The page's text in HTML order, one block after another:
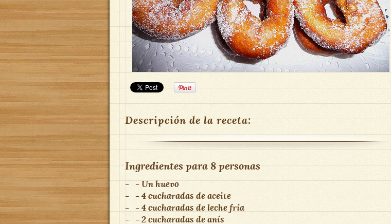
Descripción de la receta:
Ingredientes para8 personas
- - Un huevo
- - 4 cucharadas de aceite
- - 4 cucharadas de leche fría
- - 2 cucharadas de anís